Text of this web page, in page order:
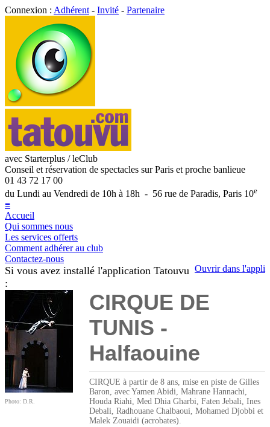
Connexion : Adhérent - Invité - Partenaire
avec Starterplus / leClub
Conseil et réservation de spectacles sur Paris et proche banlieue
01 43 72 17 00
du Lundi au Vendredi de 10h à 18h - 56 rue de Paradis, Paris 10e
≡
Accueil
Qui sommes nous
Les services offerts
Comment adhérer au club
Contactez-nous
Ouvrir dans l'appli
Si vous avez installé l'application Tatouvu
:
Photo: D.R.
CIRQUE DE
TUNIS -
Halfaouine
CIRQUE à partir de 8 ans, mise en piste de Gilles
Baron, avec Yamen Abidi, Mahrane Hannachi,
Houda Riahi, Med Dhia Gharbi, Faten Jebali, Ines
Debali, Radhouane Chalbaoui, Mohamed Djobbi et
Malek Zouaidi (acrobates).